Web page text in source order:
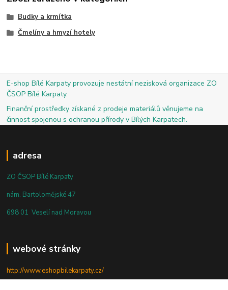
Budky a krmítka
Čmelíny a hmyzí hotely
E-shop Bílé Karpaty provozuje nestátní nezisková organizace ZO
ČSOP Bílé Karpaty.
Finanční prostředky získané z prodeje materiálů věnujeme na
činnost spojenou s ochranou přírody v Bílých Karpatech.
adresa
ZO ČSOP Bílé Karpaty
nám. Bartolomějské 47
698 01 Veselí nad Moravou
webové stránky
http://www.eshopbilekarpaty.cz/